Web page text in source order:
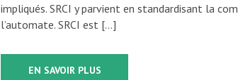
impliqués. SRCI y parvient en standardisant la
l’automate. SRCI est […]
EN SAVOIR PLUS